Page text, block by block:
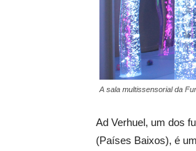
A sala multissensorial da
Ad Verhuel, um dos
(Países Baixos), é